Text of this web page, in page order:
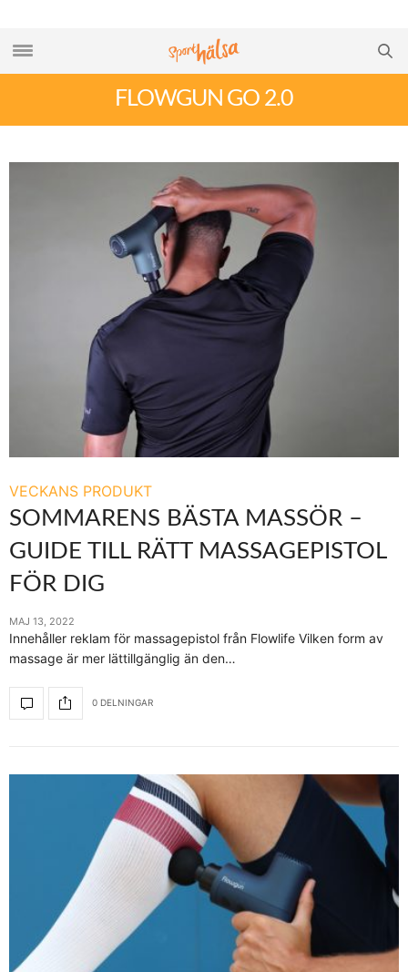
FLOWGUN GO 2.0
VECKANS PRODUKT
SOMMARENS BÄSTA MASSÖR –
GUIDE TILL RÄTT MASSAGEPISTOL
FÖR DIG
MAJ 13, 2022
Innehåller reklam för massagepistol från Flowlife Vilken form av
massage är mer lättillgänglig än den…
0 DELNINGAR